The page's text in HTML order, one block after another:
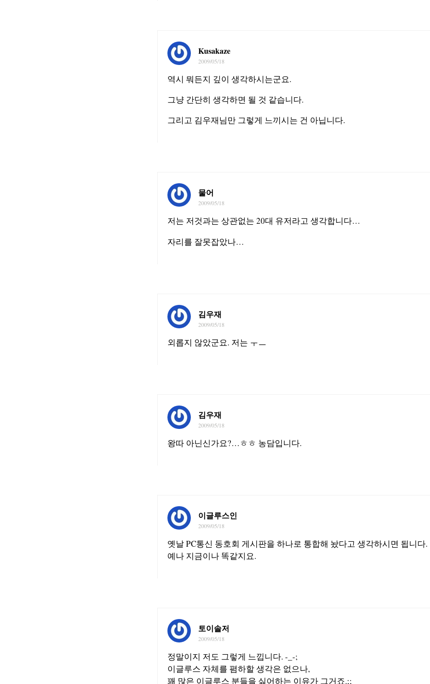
Kusakaze
2009/05/18
역시 뭐든지 깊이 생각하시는군요.
그냥 간단히 생각하면 될 것 같습니다.
그리고 김우재님만 그렇게 느끼시는 건 아닙니다.
물어
2009/05/18
저는 저것과는 상관없는 20대 유저라고 생각합니다…
자리를 잘못잡았나…
김우재
2009/05/18
외롭지 않았군요. 저는 ㅜㅡ
김우재
2009/05/18
왕따 아닌신가요?…ㅎㅎ 농담입니다.
이글루스인
2009/05/18
옛날 PC통신 동호회 게시판을 하나로 통합해 놨다고 생각하시면 됩니다.
예나 지금이나 똑같지요.
토이솔저
2009/05/18
정말이지 저도 그렇게 느낍니다. -_-;
이글루스 자체를 폄하할 생각은 없으나,
꽤 많은 이글루스 분들을 싫어하는 이유가 그거죠.;;